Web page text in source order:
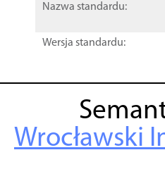
Nazwa standardu:
Wersja standardu:
Wrocławski